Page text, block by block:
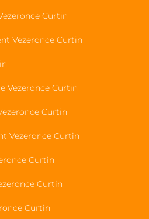
Curtin
Vezeronce Curtin
Vezeronce Curtin
Curtin
Vezeronce Curtin
Curtin
Curtin
Curtin